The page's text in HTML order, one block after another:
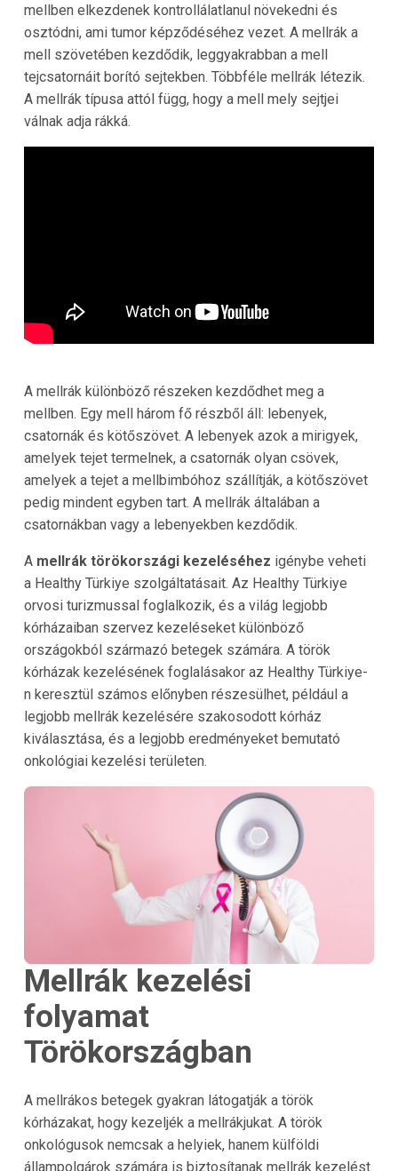
mellben elkezdenek kontrollálatlanul növekedni és
osztódni, ami tumor képződéséhez vezet. A mellrák a
mell szövetében kezdődik, leggyakrabban a mell
tejcsatornáit borító sejtekben. Többféle mellrák létezik.
A mellrák típusa attól függ, hogy a mell mely sejtjei
válnak adja rákká.
A mellrák különböző részeken kezdődhet meg a
mellben. Egy mell három fő részből áll: lebenyek,
csatornák és kötőszövet. A lebenyek azok a mirigyek,
amelyek tejet termelnek, a csatornák olyan csövek,
amelyek a tejet a mellbimbóhoz szállítják, a kötőszövet
pedig mindent egyben tart. A mellrák általában a
csatornákban vagy a lebenyekben kezdődik.
A mellrák törökországi kezeléséhez igénybe veheti
a Healthy Türkiye szolgáltatásait. Az Healthy Türkiye
orvosi turizmussal foglalkozik, és a világ legjobb
kórházaiban szervez kezeléseket különböző
országokból származó betegek számára. A török
kórházak kezelésének foglalásakor az Healthy Türkiye-
n keresztül számos előnyben részesülhet, például a
legjobb mellrák kezelésére szakosodott kórház
kiválasztása, és a legjobb eredményeket bemutató
onkológiai kezelési területen.
Mellrák kezelési
folyamat
Törökországban
A mellrákos betegek gyakran látogatják a török
kórházakat, hogy kezeljék a mellrákjukat. A török
onkológusok nemcsak a helyiek, hanem külföldi
állampolgárok számára is biztosítanak mellrák kezelést.